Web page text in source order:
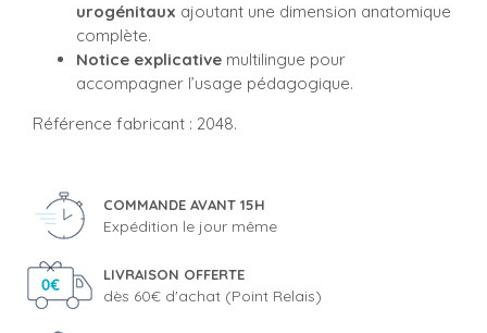
urogénitaux ajoutant une dimension anatomique
complète.
Notice explicative multilingue pour
accompagner l’usage pédagogique.
Référence fabricant : 2048.
COMMANDE AVANT 15H
Expédition le jour même
LIVRAISON OFFERTE
dès 60€ d'achat (Point Relais)